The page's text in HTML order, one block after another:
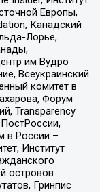
Европы,
Канадский
Лорье,
им Вудро
Всеукраинский
комитет в
Форум
Transparеncy
в России –
Институт
островов
Гринпис